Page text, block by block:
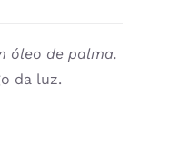
óleo de palma.
da luz.